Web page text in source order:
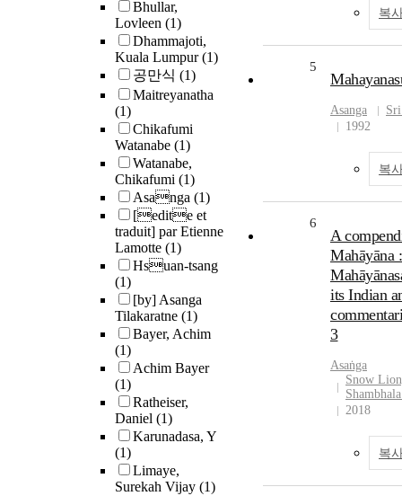
Bhullar,
Lovleen (1)
Dhammajoti,
Kuala Lumpur(1)
공만식 (1)
Maitreyanatha
(1)
Chikafumi
Watanabe (1)
Watanabe,
Chikafumi (1)
Asanga (1)
[edite et
traduit] par Etienne
Lamotte (1)
Hsuan-tsang
(1)
[by] Asanga
Tilakaratne (1)
Bayer, Achim
(1)
Achim Bayer
(1)
Ratheiser,
Daniel (1)
Karunadasa, Y
(1)
Limaye,
Surekah Vijay (1)
복
5
Asanga
1992
복
6
A
Mahāyāna
its Indian
3
Asaṅga
Snow
2018
복